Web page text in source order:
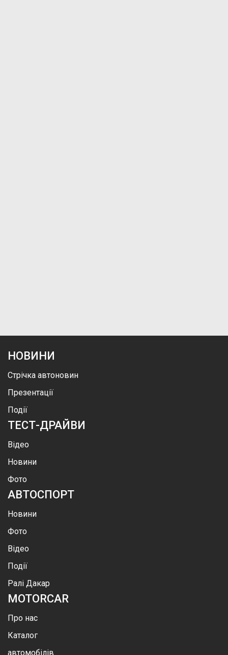
НОВИНИ
Стрічка автоновин
Презентації
Події
ТЕСТ-ДРАЙВИ
Відео
Новини
Фото
АВТОСПОРТ
Новини
Фото
Відео
Події
Ралі Дакар
MOTORCAR
Про нас
Каталог
автомобілів